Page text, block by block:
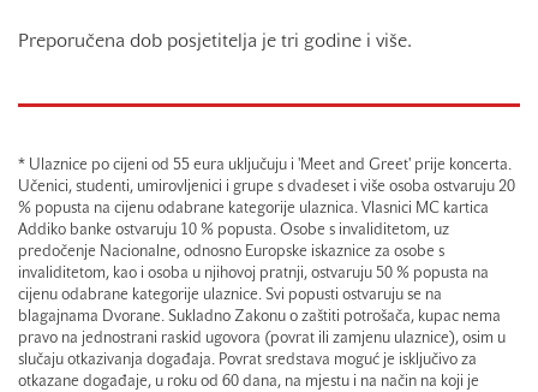
Preporučena dob posjetitelja je tri godine i više.
* Ulaznice po cijeni od 55 eura uključuju i 'Meet and Greet' prije koncerta.
Učenici, studenti, umirovljenici i grupe s dvadeset i više osoba ostvaruju 20
% popusta na cijenu odabrane kategorije ulaznica. Vlasnici MC kartica
Addiko banke ostvaruju 10 % popusta. Osobe s invaliditetom, uz
predočenje Nacionalne, odnosno Europske iskaznice za osobe s
invaliditetom, kao i osoba u njihovoj pratnji, ostvaruju 50 % popusta na
cijenu odabrane kategorije ulaznice. Svi popusti ostvaruju se na
blagajnama Dvorane. Sukladno Zakonu o zaštiti potrošača, kupac nema
pravo na jednostrani raskid ugovora (povrat ili zamjenu ulaznice), osim u
slučaju otkazivanja događaja. Povrat sredstava moguć je isključivo za
otkazane događaje, u roku od 60 dana, na mjestu i na način na koji je